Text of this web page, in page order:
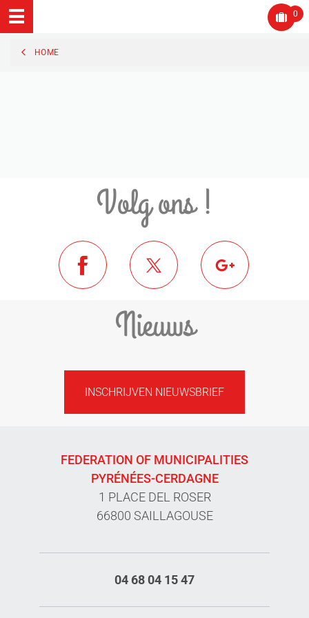
0
HOME
Volg ons !
Nieuws
INSCHRIJVEN NIEUWSBRIEF
FEDERATION OF MUNICIPALITIES
PYRÉNÉES-CERDAGNE
1 PLACE DEL ROSER
66800 SAILLAGOUSE
04 68 04 15 47